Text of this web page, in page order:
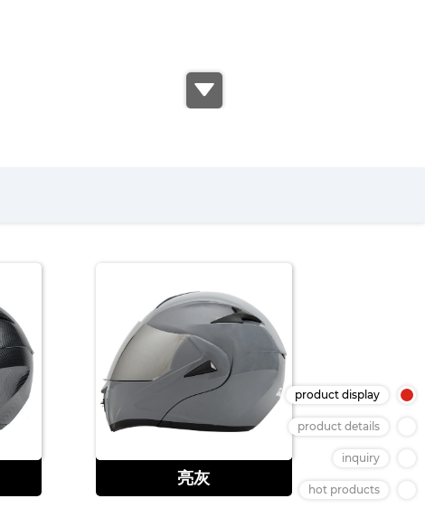
product display
product details
inquiry
hot products
亮灰